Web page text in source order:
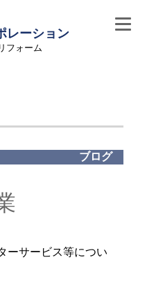
レーション
フォーム
ブログ
ーサービス等につい